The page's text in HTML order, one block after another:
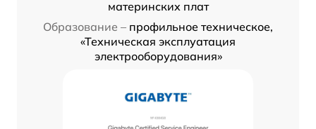
материнских плат
Образование – профильное техническое,
«Техническая эксплуатация
электрооборудования»